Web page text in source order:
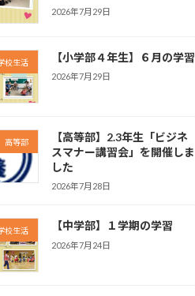
2026年7月29日
校生活 【小学部４年生】６月の学習
2026年7月29日
高等部
【高等部】2.3年生「ビジネ
スマナー講習会」を開催しま
した
2026年7月28日
校生活 【中学部】１学期の学習
2026年7月24日